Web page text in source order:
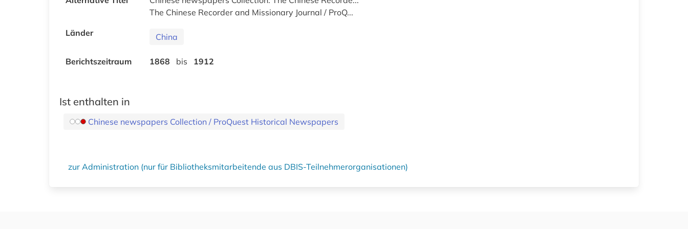
The Chinese Recorder and Missionary Journal / ProQ...
Länder
China
Berichtszeitraum 1868 bis 1912
Ist enthalten in
Chinese newspapers Collection / ProQuest Historical Newspapers
zur Administration (nur für Bibliotheksmitarbeitende aus DBIS-Teilnehmerorganisationen)